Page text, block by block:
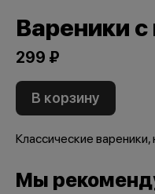
Вареники
299 ₽
В корзину
Классические
Мы